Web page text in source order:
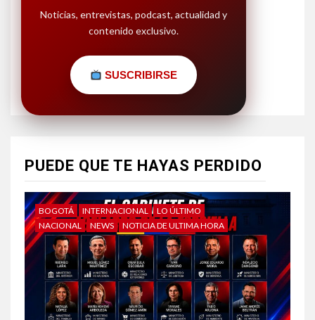
Noticias, entrevistas, podcast, actualidad y
contenido exclusivo.
SUSCRIBIRSE
PUEDE QUE TE HAYAS PERDIDO
BOGOTÁ INTERNACIONAL
LO ÚLTIMO
NACIONAL
NEWS NOTICIA DE ULTIMA HORA